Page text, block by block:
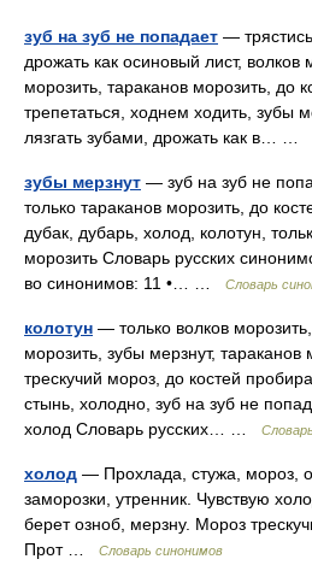
зуб на зуб не попадает —
дрожать как осиновый лист, волков
морозить, тараканов морозить, до
трепетаться, ходнем ходить, зубы
лязгать зубами, дрожать как в… …
зубы мерзнут — зуб на зуб не
только тараканов морозить, до
дубак, дубарь, холод, колотун,
морозить Словарь русских
во синонимов: 11 •… …
Словарь
колотун — только волков
морозить, зубы мерзнут, тараканов
трескучий мороз, до костей
стынь, холодно, зуб на зуб не
холод Словарь русских… …
холод — Прохлада, стужа, мороз,
заморозки, утренник. Чувствую
берет озноб, мерзну. Мороз
Прот …
Словарь синонимов